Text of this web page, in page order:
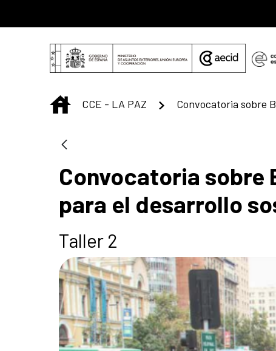
INICIO
CCE - LA PAZ
Convocatoria sobre
para el desarrollo
Taller 2